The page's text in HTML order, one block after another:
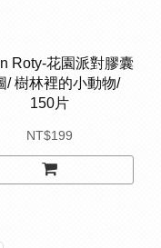
Roty-花園派對膠囊
/ 樹林裡的小動物/
150片
NT$199